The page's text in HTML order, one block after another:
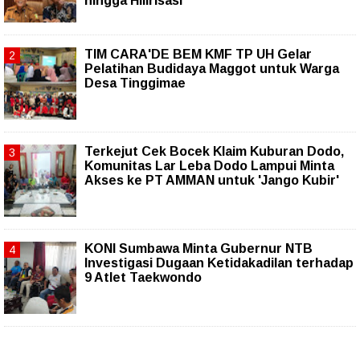
TIM CARA'DE BEM KMF TP UH Gelar
Pelatihan Budidaya Maggot untuk Warga
Desa Tinggimae
Terkejut Cek Bocek Klaim Kuburan Dodo,
Komunitas Lar Leba Dodo Lampui Minta
Akses ke PT AMMAN untuk 'Jango Kubir'
KONI Sumbawa Minta Gubernur NTB
Investigasi Dugaan Ketidakadilan terhadap
9 Atlet Taekwondo